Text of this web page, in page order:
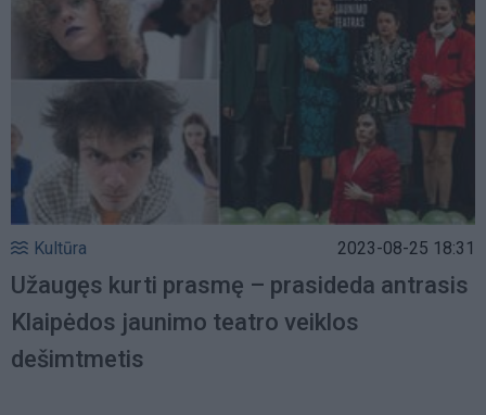
Kultūra 2023-08-25 18:31
Užaugęs kurti prasmę – prasideda antrasis
Klaipėdos jaunimo teatro veiklos
dešimtmetis